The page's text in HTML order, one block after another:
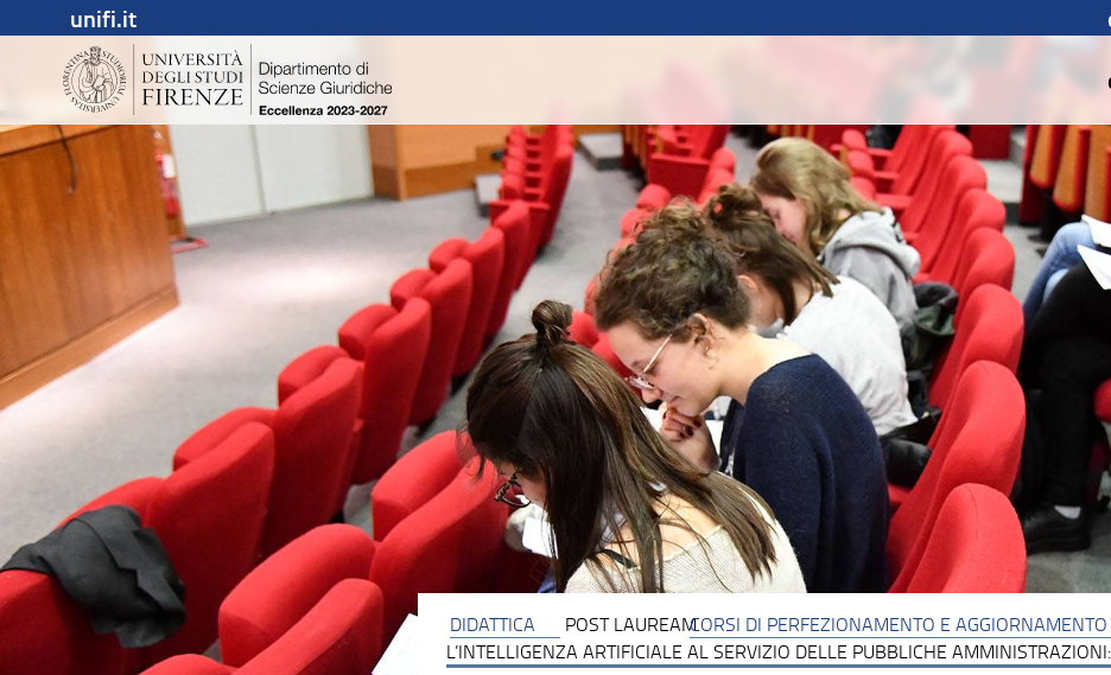
unifi.it
DIDATTICA POST LAUREAMCORSI DI PERFEZIONAMENTO E AGGIORNAMENTO
L’INTELLIGENZA ARTIFICIALE AL SERVIZIO DELLE PUBBLICHE